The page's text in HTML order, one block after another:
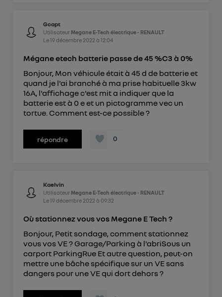
Gcapt
Utilisateur Megane E-Tech électrique - RENAULT
Le19 décembre 2022 à 12:04
Mégane etech batterie passe de 45 %C3 à 0%
Bonjour, Mon véhicule était à 45 d de batterie et
quand je l'ai branché à ma prise habituelle 3kw
16A, l'affichage c'est mit a indiquer que la
batterie est à 0 e et un pictogramme vec un
tortue. Comment est-ce possible ?
répondre 0
Kaelvin
Utilisateur Megane E-Tech électrique - RENAULT
Le19 décembre 2022 à 09:32
Où stationnez vous vos Megane E Tech ?
Bonjour, Petit sondage, comment stationnez
vous vos VE ? Garage/Parking à l'abriSous un
carport ParkingRue Et autre question, peut-on
mettre une bâche spécifique sur un VE sans
dangers pour une VE qui dort dehors ?